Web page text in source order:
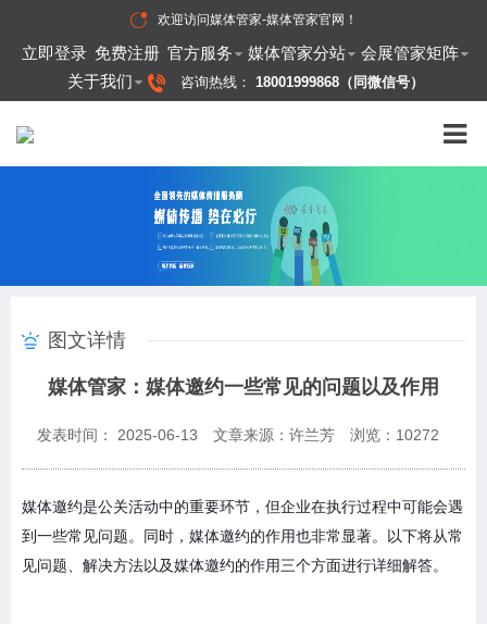
欢迎访问媒体管家-媒体管家官网 ！
立即登录 免费注册 官方服务 媒体管家分站
会展管家矩阵
关于我们
咨询热线： 18001999868（同微信号）
图文详情
媒体管家：媒体邀约一些常见的问题以及作用
发表时间： 2025-06-13 文章来源：许兰芳 浏览： 10272
媒体邀约是公关活动中的重要环节，但企业在执行过程中可能会遇
到一些常见问题。同时，媒体邀约的作用也非常显著。以下将从常
见问题、解决方法以及媒体邀约的作用三个方面进行详细解答。